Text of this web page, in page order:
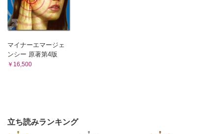
マイナーエマージェ
ンシー 原著第4版
￥16,500
立ち読みランキング